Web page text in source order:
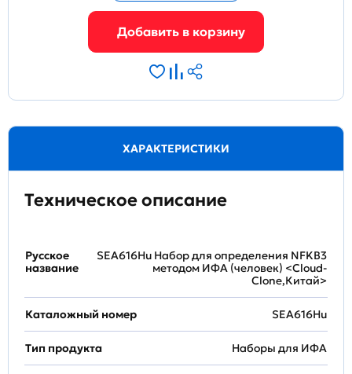
ХАРАКТЕРИСТИКИ
Техническое описание
Русское
название
SEA616Hu Набор для определения NFKB3
методом ИФА (человек) <Cloud-
Clone,Китай>
Каталожный номер SEA616Hu
Тип продукта Наборы для ИФА